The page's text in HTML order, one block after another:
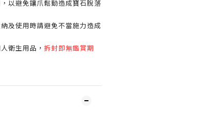
以避免鑲爪鬆動造成寶石脫落
及使用時請避免不當施力造成
衛生用品， 拆封即無鑑賞期